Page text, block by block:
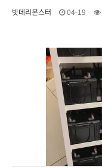
밧데리몬스터
04-19